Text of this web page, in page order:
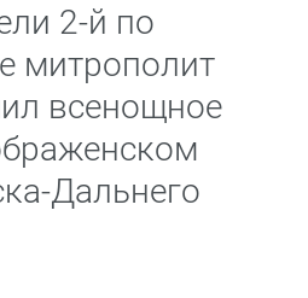
2-й по
митрополит
всенощное
Дальнего